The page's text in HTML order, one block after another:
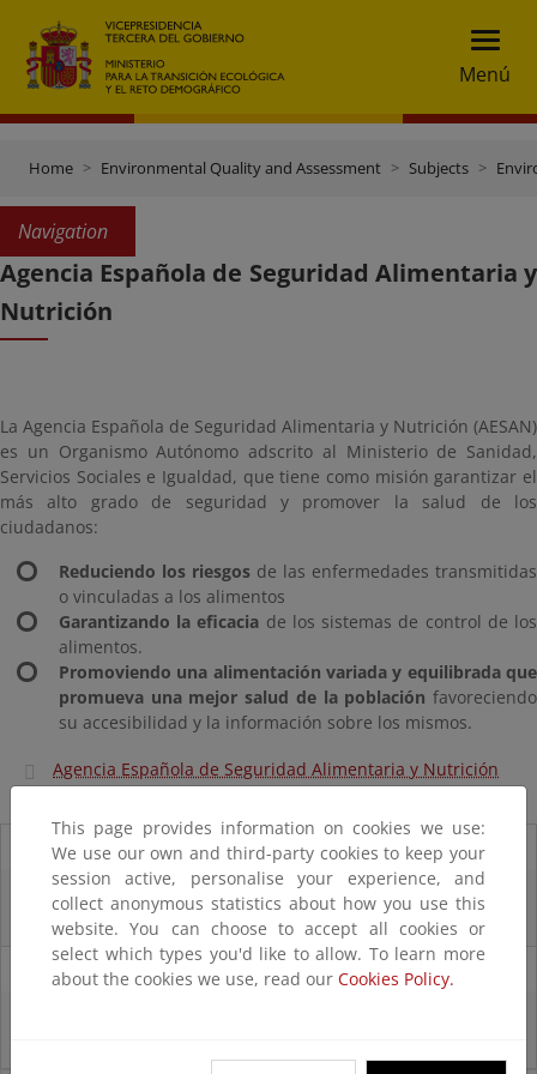
Menú
Home Environmental Quality and Assessment Subjects
Navigation
Agencia Española de Seguridad Alimentaria y
Nutrición
La Agencia Española de Seguridad Alimentaria y Nutrición (AESAN)
es un Organismo Autónomo adscrito al Ministerio de Sanidad,
Servicios Sociales e Igualdad, que tiene como misión garantizar el
más alto grado de seguridad y promover la salud de los
ciudadanos:
Reduciendo los riesgos de las enfermedades transmitidas
o vinculadas a los alimentos
Garantizando la eficacia de los sistemas de control de los
alimentos.
Promoviendo una alimentación variada y equilibrada que
promueva una mejor salud de la población favoreciendo
su accesibilidad y la información sobre los mismos.
Agencia Española de Seguridad Alimentaria y Nutrición
11/07/2025
La vicepresidenta Sara Aagesen anuncia una inversión de 32 millones de
euros para restaurar bosques en decaimiento
31/01/2023
This page provides information on cookies we use:
We use our own and third-party cookies to keep your
session active, personalise your experience, and
collect anonymous statistics about how you use this
website. You can choose to accept all cookies or
select which types you'd like to allow. To learn more
about the cookies we use, read our Cookies Policy.